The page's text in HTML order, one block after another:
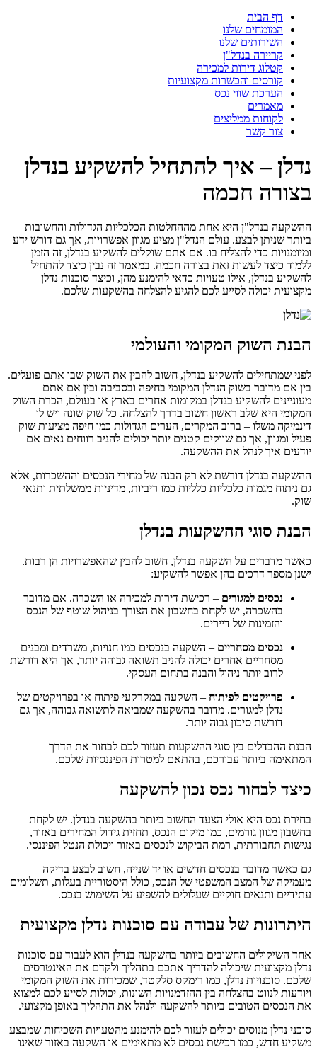
דף הבית
המומחים שלנו
השירותים שלנו
קריירה בנדל"ן
קטלוג דירות למכירה
קורסים והכשרות מקצועיות
הערכת שווי נכס
מאמרים
לקוחות ממליצים
צור קשר
נדלן – איך להתחיל להשקיע בנדלן
בצורה חכמה
ההשקעה בנדל"ן היא אחת מההחלטות הכלכליות הגדולות והחשובות
ביותר שניתן לבצע. עולם הנדל"ן מציע מגוון אפשרויות, אך גם דורש ידע
ומיומנויות כדי להצליח בו. אם אתם שוקלים להשקיע בנדלן, זה הזמן
ללמוד כיצד לעשות זאת בצורה חכמה. במאמר זה נבין כיצד להתחיל
להשקיע בנדלן, אילו טעויות כדאי להימנע מהן, וכיצד סוכנות נדלן
מקצועית יכולה לסייע לכם להגיע להצלחה בהשקעות שלכם.
הבנת השוק המקומי והעולמי
לפני שמתחילים להשקיע בנדלן, חשוב להבין את השוק שבו אתם פועלים.
בין אם מדובר בשוק הנדלן המקומי בחיפה ובסביבה ובין אם אתם
מעוניינים להשקיע בנדלן במקומות אחרים בארץ או בעולם, הכרת השוק
המקומי היא שלב ראשון חשוב בדרך להצלחה. כל שוק שונה ויש לו
דינמיקה משלו – ברוב המקרים, הערים הגדולות כמו חיפה מציעות שוק
פעיל ומגוון, אך גם שווקים קטנים יותר יכולים להניב רווחים נאים אם
יודעים איך לנהל את ההשקעה.
ההשקעה בנדלן דורשת לא רק הבנה של מחירי הנכסים וההשכרות, אלא
גם ניתוח מגמות כלכליות כלליות כמו ריביות, מדיניות ממשלתית ותנאי
שוק.
הבנת סוגי ההשקעות בנדלן
כאשר מדברים על השקעה בנדלן, חשוב להבין שהאפשרויות הן רבות.
ישנן מספר דרכים בהן אפשר להשקיע:
נכסים למגורים – רכישת דירות למכירה או השכרה. אם מדובר
בהשכרה, יש לקחת בחשבון את הצורך בניהול שוטף של הנכס
והזמינות של דיירים.
נכסים מסחריים – השקעה בנכסים כמו חנויות, משרדים ומבנים
מסחריים אחרים יכולה להניב תשואה גבוהה יותר, אך היא דורשת
לרוב יותר ניהול והבנה בתחום העסקי.
פרויקטים לפיתוח – השקעה במקרקעי פיתוח או בפרויקטים של
נדלן למגורים. מדובר בהשקעה שמביאה לתשואה גבוהה, אך גם
דורשת סיכון גבוה יותר.
הבנת ההבדלים בין סוגי ההשקעות תעזור לכם לבחור את הדרך
המתאימה ביותר עבורכם, בהתאם למטרות הפיננסיות שלכם.
כיצד לבחור נכס נכון להשקעה
בחירת נכס היא אולי הצעד החשוב ביותר בהשקעה בנדלן. יש לקחת
בחשבון מגוון גורמים, כמו מיקום הנכס, תחזית גידול המחירים באזור,
נגישות תחבורתית, רמת הביקוש לנכסים באזור ויכולת הנטל הפיננסי.
גם כאשר מדובר בנכסים חדשים או יד שנייה, חשוב לבצע בדיקה
מעמיקה של המצב המשפטי של הנכס, כולל היסטוריית בעלות, תשלומים
עתידיים ותנאים חוקיים שעלולים להשפיע על השימוש בנכס.
היתרונות של עבודה עם סוכנות נדלן מקצועית
אחד השיקולים החשובים ביותר בהשקעה בנדלן הוא לעבוד עם סוכנות
נדלן מקצועית שיכולה להדריך אתכם בתהליך ולקדם את האינטרסים
שלכם. סוכנויות נדלן, כמו רימקס סלקטד, שמכירות את השוק המקומי
ויודעות לנווט בהצלחה בין ההזדמנויות השונות, יכולות לסייע לכם למצוא
את הנכסים הטובים ביותר להשקעה ולנהל את התהליך באופן מקצועי.
סוכני נדלן מנוסים יכולים לעזור לכם להימנע מהטעויות השכיחות שמבצע
משקיע חדש, כמו רכישת נכסים לא מתאימים או השקעה באזור שאינו